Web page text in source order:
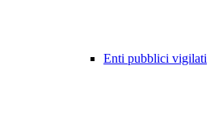
Enti pubblici vigilati